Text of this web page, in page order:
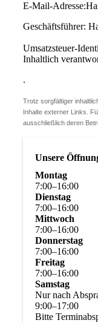
E-Mail-
Geschäftsführer:
Umsatzsteuer-
Inhaltlich
.
Trotz sorgfältiger
Inhalte externer Links.
ausschließlich deren
Unsere
Montag
7:00–16:00
Dienstag
7:00–16:00
Mittwoch
7:00–16:00
Donnerstag
7:00–16:00
Freitag
7:00–16:00
Samstag
Nur nach
9:00–17:00
Bitte